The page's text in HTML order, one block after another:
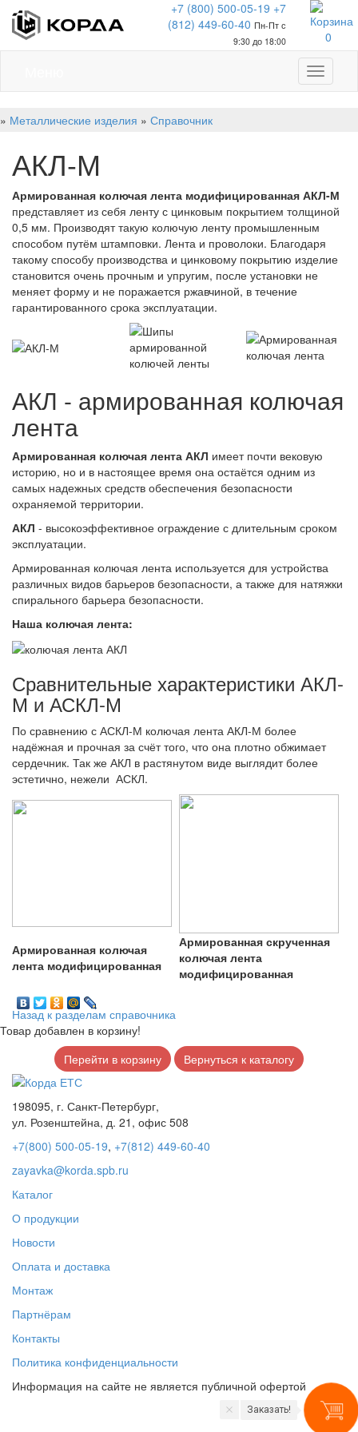
+7 (800) 500-05-19 +7
(812) 449-60-40 Пн-Пт с
9:30 до 18:00
0
Меню
» Металлические изделия » Справочник
АКЛ-М
Армированная колючая лента модифицированная АКЛ-М
представляет из себя ленту с цинковым покрытием толщиной
0,5 мм. Производят такую колючую ленту промышленным
способом путём штамповки. Лента и проволоки. Благодаря
такому способу производства и цинковому покрытию изделие
становится очень прочным и упругим, после установки не
меняет форму и не поражается ржавчиной, в течение
гарантированного срока эксплуатации.
АКЛ - армированная колючая
лента
Армированная колючая лента АКЛ имеет почти вековую
историю, но и в настоящее время она остаётся одним из
самых надежных средств обеспечения безопасности
охраняемой территории.
АКЛ - высокоэффективное ограждение с длительным сроком
эксплуатации.
Армированная колючая лента используется для устройства
различных видов барьеров безопасности, а также для натяжки
спирального барьера безопасности.
Наша колючая лента:
Сравнительные характеристики АКЛ-
М и АСКЛ-М
По сравнению с АСКЛ-М колючая лента АКЛ-М более
надёжная и прочная за счёт того, что она плотно обжимает
сердечник. Так же АКЛ в растянутом виде выглядит более
эстетично, нежели АСКЛ.
Армированная колючая
лента модифицированная
Армированная скрученная
колючая лента
модифицированная
Назад к разделам справочника
Товар добавлен в корзину!
Перейти в корзину
Вернуться к каталогу
198095, г. Санкт-Петербург,
ул. Розенштейна, д. 21, офис 508
+7(800) 500-05-19, +7(812) 449-60-40
zayavka@korda.spb.ru
Каталог
О продукции
Новости
Оплата и доставка
Монтаж
Партнёрам
Контакты
Политика конфиденциальности
Информация на сайте не является публичной офертой
Заказать!